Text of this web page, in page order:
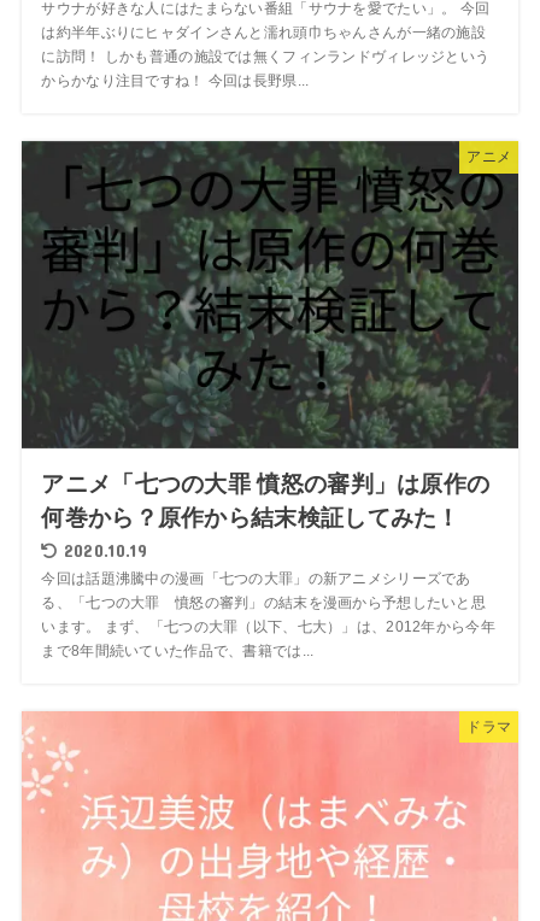
サウナが好きな人にはたまらない番組「サウナを愛でたい」。 今回
は約半年ぶりにヒャダインさんと濡れ頭巾ちゃんさんが一緒の施設
に訪問！ しかも普通の施設では無くフィンランドヴィレッジという
からかなり注目ですね！ 今回は長野県...
アニメ
アニメ「七つの大罪 憤怒の審判」は原作の
何巻から？原作から結末検証してみた！
2020.10.19
今回は話題沸騰中の漫画「七つの大罪」の新アニメシリーズであ
る、「七つの大罪 憤怒の審判」の結末を漫画から予想したいと思
います。 まず、「七つの大罪（以下、七大）」は、2012年から今年
まで8年間続いていた作品で、書籍では...
ドラマ